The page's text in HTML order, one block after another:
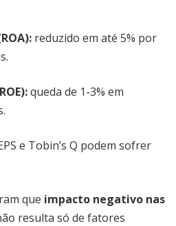
: reduzido em até 5% por
:queda de 1-3% em
e Tobin’s Q podem sofrer
que impacto negativo nas
resulta só de fatores